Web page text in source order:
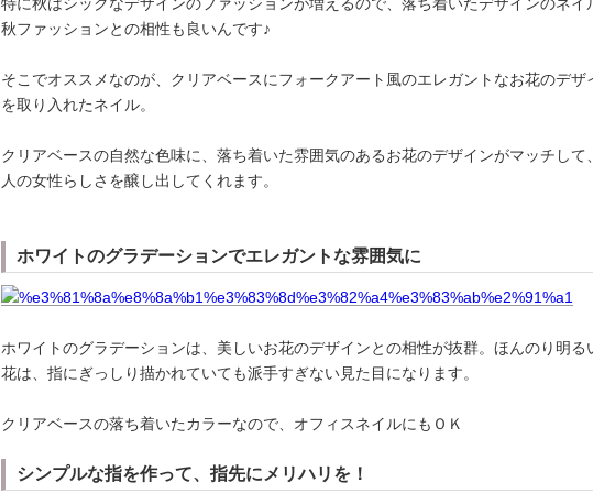
特に秋はシックなデザインのファッションが増えるので、落ち着いたデザインのネイ
秋ファッションとの相性も良いんです♪
そこでオススメなのが、クリアベースにフォークアート風のエレガントなお花のデザ
を取り入れたネイル。
クリアベースの自然な色味に、落ち着いた雰囲気のあるお花のデザインがマッチして
人の女性らしさを醸し出してくれます。
ホワイトのグラデーションでエレガントな雰囲気に
ホワイトのグラデーションは、美しいお花のデザインとの相性が抜群。ほんのり明る
花は、指にぎっしり描かれていても派手すぎない見た目になります。
クリアベースの落ち着いたカラーなので、オフィスネイルにもＯＫ
シンプルな指を作って、指先にメリハリを！